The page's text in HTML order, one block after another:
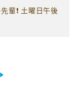
輩❗️ 土曜日午後